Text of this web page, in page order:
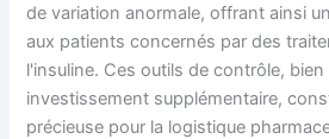
de variation anormale, offrant ainsi
aux patients concernés par des
l'insuline. Ces outils de contrôle,
investissement supplémentaire,
précieuse pour la logistique